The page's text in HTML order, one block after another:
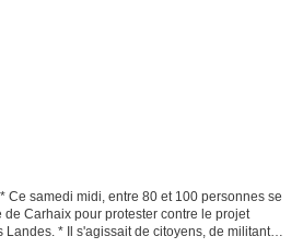
Ce samedi midi, entre 80 et 100 personnes se
Carhaix pour protester contre le projet
* Il s'agissait de citoyens, de militants